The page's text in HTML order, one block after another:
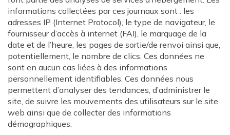
informations collectées par ces journaux sont : les
adresses IP (Internet Protocol), le type de navigateur, le
fournisseur d’accès à internet (FAI), le marquage de la
date et de l’heure, les pages de sortie/de renvoi ainsi que,
potentiellement, le nombre de clics. Ces données ne
sont en aucun cas liées à des informations
personnellement identifiables. Ces données nous
permettent d’analyser des tendances, d’administrer le
site, de suivre les mouvements des utilisateurs sur le site
web ainsi que de collecter des informations
démographiques.